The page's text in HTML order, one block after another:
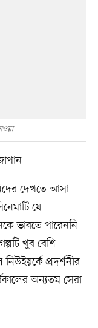
দেখতে আসা
যে
ভাবতে পারেননি।
খুব বেশি
প্রদর্শনীর
অন্যতম সেরা